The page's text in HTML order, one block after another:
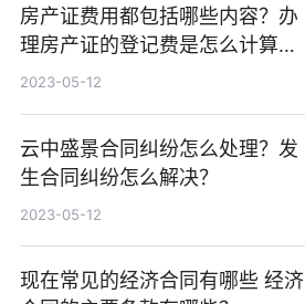
房产证费用都包括哪些内容？办
理房产证的登记费是怎么计算的
呢？
2023-05-12
云中盛景合同纠纷怎么处理？发
生合同纠纷怎么解决？
2023-05-12
现在常见的经济合同有哪些 经济